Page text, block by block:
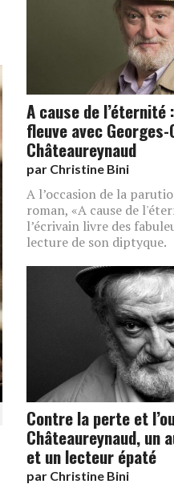
A cause de
fleuve avec
Châteaureynaud
par Christine Bini
A l’occasion de la
roman, «A cause de
l’écrivain livre des
lecture de son diptyque.
Contre la perte et
Châteaureynaud, un
et un lecteur épaté
par Christine Bini